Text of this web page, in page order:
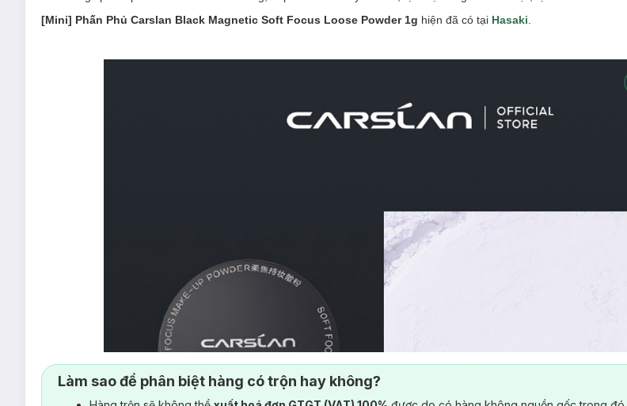
[Mini] Phấn Phủ Carslan Black Magnetic Soft Focus Loose Powder 1g hiện đã có tại Hasaki
Làm sao để phân biệt hàng có trộn hay không?